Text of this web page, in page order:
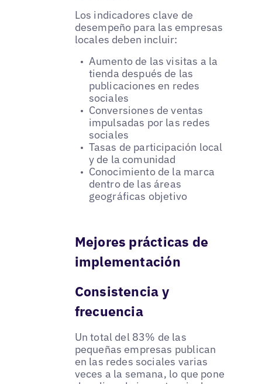
Los indicadores clave de
desempeño para las empresas
locales deben incluir:
Aumento de las visitas a la
tienda después de las
publicaciones en redes
sociales
Conversiones de ventas
impulsadas por las redes
sociales
Tasas de participación local
y de la comunidad
Conocimiento de la marca
dentro de las áreas
geográficas objetivo
Mejores prácticas de
implementación
Consistencia y
frecuencia
Un total del 83% de las
pequeñas empresas publican
en las redes sociales varias
veces a la semana, lo que pone